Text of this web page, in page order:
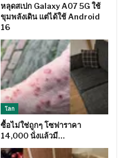
หลุดสเปก Galaxy A07 5G ใช้
ขุมพลังเดิน แต่ได้ใช้ Android
16
โลก
ซื้อไม่ใช่ถูกๆ โซฟาราคา
14,000 นั่งแล้วมี…